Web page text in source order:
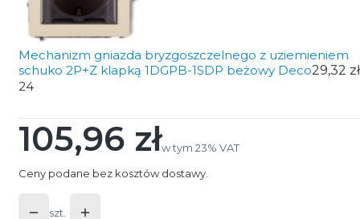
Mechanizm gniazda bryzgoszczelnego z uziemieniem
schuko 2P+Z klapką 1DGPB-1SDP beżowy Deco29,32 zł
24
Cena
105,96 złw tym 23% VAT
w tym 23% VAT
Ceny podane bez kosztów dostawy.
szt.